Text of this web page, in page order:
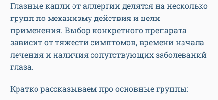
Глазные капли от аллергии делятся на несколько
групп по механизму действия и цели
применения. Выбор конкретного препарата
зависит от тяжести симптомов, времени начала
лечения и наличия сопутствующих заболеваний
глаза.
Кратко рассказываем про основные группы: